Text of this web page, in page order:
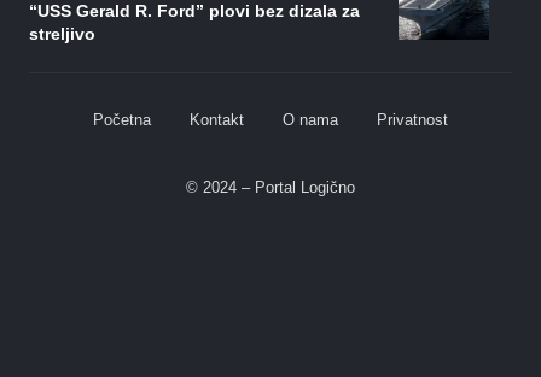
“USS Gerald R. Ford” plovi bez dizala za
streljivo
Početna Kontakt O nama Privatnost
© 2024 – Portal Logično